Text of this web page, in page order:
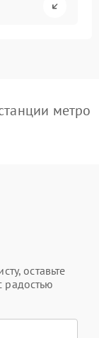
метро
оставьте
радостью